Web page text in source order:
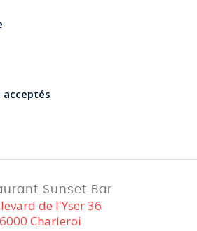
acceptés
Sunset Bar
de l'Yser 36
6000 Charleroi